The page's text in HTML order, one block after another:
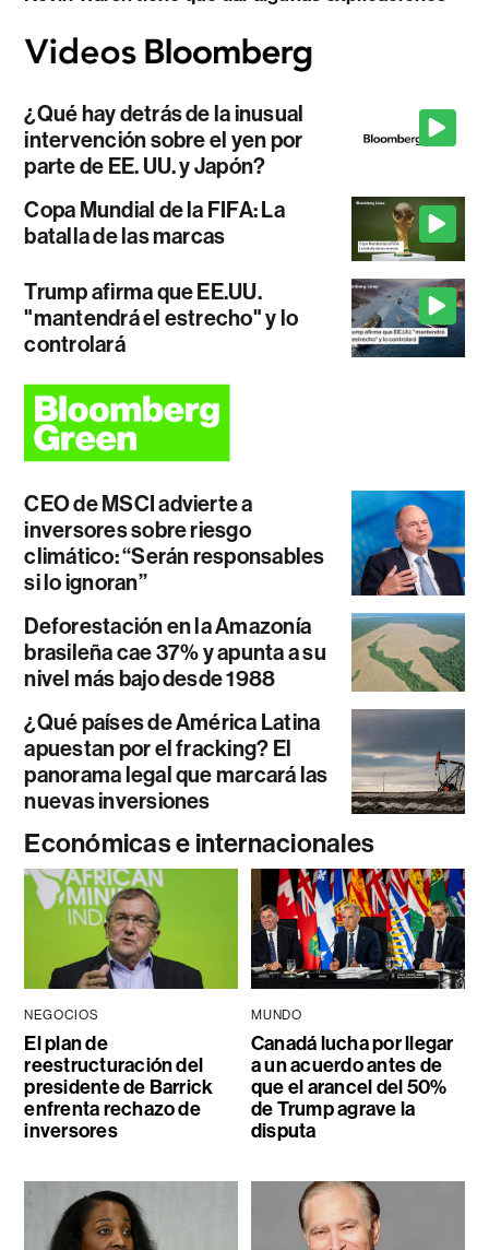
¿Qué hay detrás de la inusual
intervención sobre el yen por
parte de EE. UU. y Japón?
Copa Mundial de la FIFA: La
batalla de las marcas
Trump afirma que EE.UU.
"mantendrá el estrecho" y lo
controlará
CEO de MSCI advierte a
inversores sobre riesgo
climático: “Serán responsables
si lo ignoran”
Deforestación en la Amazonía
brasileña cae 37% y apunta a su
nivel más bajo desde 1988
¿Qué países de América Latina
apuestan por el fracking? El
panorama legal que marcará las
nuevas inversiones
Económicas e internacionales
NEGOCIOS
El plan de
reestructuración del
presidente de Barrick
enfrenta rechazo de
inversores
MUNDO
Canadá lucha por llegar
a un acuerdo antes de
que el arancel del 50%
de Trump agrave la
disputa